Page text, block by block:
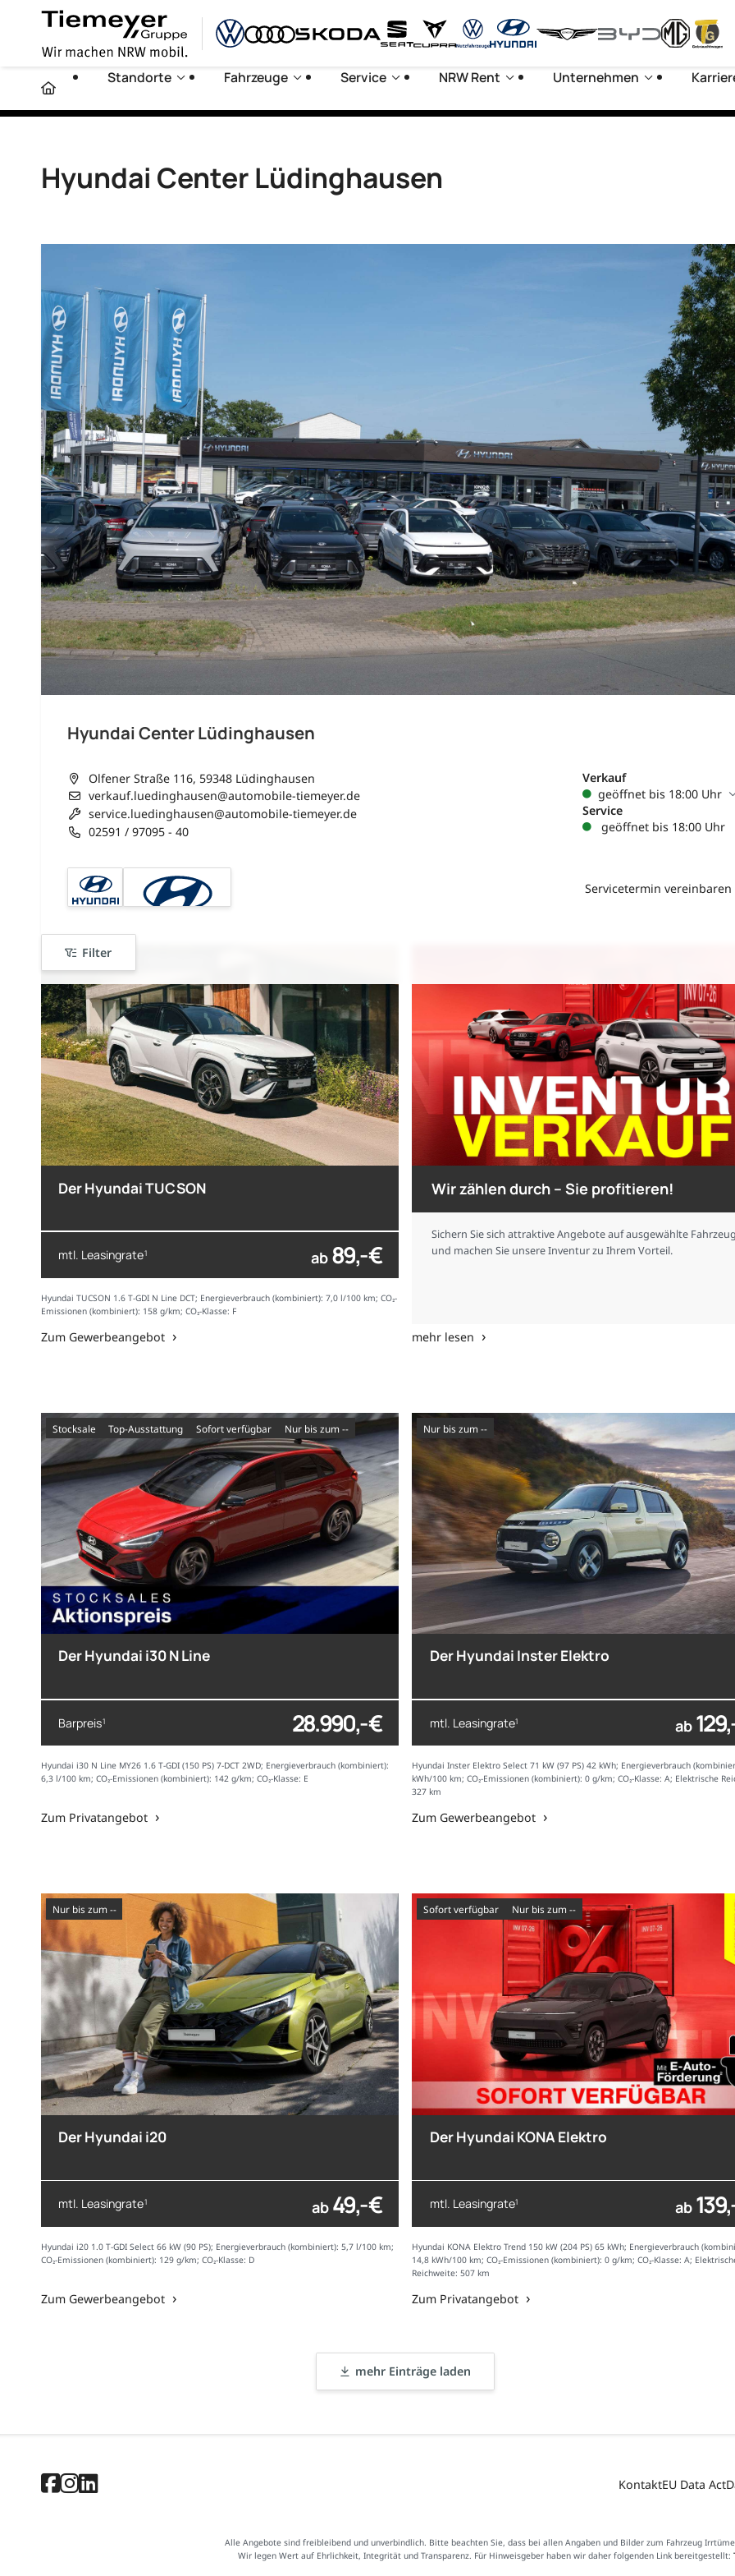
Standorte Fahrzeuge Service NRW Rent Unternehmen
Hyundai Center Lüdinghausen
Hyundai Center Lüdinghausen
Olfener Straße 116, 59348 Lüdinghausen
verkauf.luedinghausen@automobile-tiemeyer.de
service.luedinghausen@automobile-tiemeyer.de
02591 / 97095 - 40
Verkauf
geöffnet bis 18:00 Uhr
Service
geöffnet bis 18:00 Uhr
Servicetermin vereinbaren
Filter
nur 20x verfügbar
Der Hyundai TUCSON
mtl. Leasingrate1 ab 89,- €
Hyundai TUCSON 1.6 T-GDI N Line DCT; Energieverbrauch (kombiniert): 7,0 l/100 km; CO₂-
Emissionen (kombiniert): 158 g/km; CO₂-Klasse: F
Zum Gewerbeangebot
Wir zählen durch – Sie profitieren!
Sichern Sie sich attraktive Angebote auf ausgewählte
und machen Sie unsere Inventur zu Ihrem Vorteil.
mehr lesen
Stocksale Top-Ausstattung sofort verfügbar nur bis zum --
Der Hyundai i30 N Line
Barpreis1 28.990,- €
Hyundai i30 N Line MY26 1.6 T-GDI (150 PS) 7-DCT 2WD; Energieverbrauch (kombiniert):
6,3 l/100 km; CO₂-Emissionen (kombiniert): 142 g/km; CO₂-Klasse: E
Zum Privatangebot
nur bis zum --
Der Hyundai Inster Elektro
mtl. Leasingrate1 ab
Hyundai Inster Elektro Select 71 kW (97 PS) 42 kWh; Energieverbrauch
kWh/100 km; CO₂-Emissionen (kombiniert): 0 g/km; CO₂-Klasse: A; Elektrische
327 km
Zum Gewerbeangebot
nur bis zum --
Der Hyundai i20
mtl. Leasingrate1 ab 49,- €
Hyundai i20 1.0 T-GDI Select 66 kW (90 PS); Energieverbrauch (kombiniert): 5,7 l/100 km;
CO₂-Emissionen (kombiniert): 129 g/km; CO₂-Klasse: D
Zum Gewerbeangebot
sofort verfügbar nur bis zum --
Der Hyundai KONA Elektro
mtl. Leasingrate1 ab
Hyundai KONA Elektro Trend 150 kW (204 PS) 65 kWh; Energieverbrauch
14,8 kWh/100 km; CO₂-Emissionen (kombiniert): 0 g/km; CO₂-Klasse: A;
Reichweite: 507 km
Zum Privatangebot
mehr Einträge laden
KontaktEU Data Act
Alle Angebote sind freibleibend und unverbindlich. Bitte beachten Sie, dass bei allen Angaben und Bilder zum Fahrzeug
Wir legen Wert auf Ehrlichkeit, Integrität und Transparenz. Für Hinweisgeber haben wir daher folgenden Link bereitgestellt: